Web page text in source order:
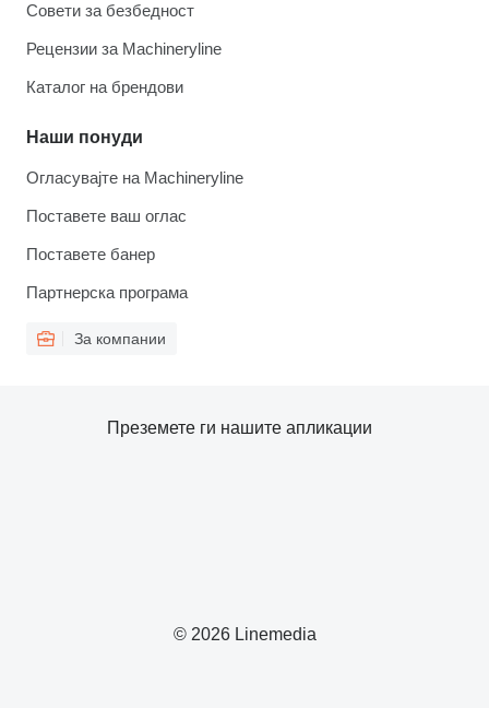
Совети за безбедност
Рецензии за Machineryline
Каталог на брендови
Наши понуди
Огласувајте на Machineryline
Поставете ваш оглас
Поставете банер
Партнерска програма
За компании
© 2026 Linemedia
Преземете ги нашите апликации